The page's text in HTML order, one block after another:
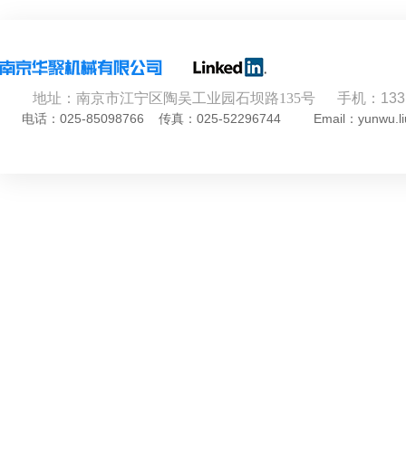
地址：南京市江宁区陶吴工业园石坝路135号 手机：
电话 ： 025-85098766 传真： 025-52296744 Email：